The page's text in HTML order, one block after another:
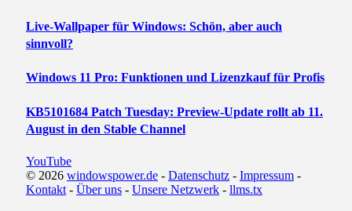
Live-Wallpaper für Windows: Schön, aber auch
sinnvoll?
Windows 11 Pro: Funktionen und Lizenzkauf für Profis
KB5101684 Patch Tuesday: Preview-Update rollt ab 11.
August in den Stable Channel
YouTube
© 2026 windowspower.de - Datenschutz - Impressum -
Kontakt - Über uns - Unsere Netzwerk - llms.tx